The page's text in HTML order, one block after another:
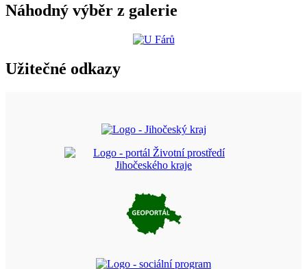
Náhodný výběr z galerie
Užitečné odkazy